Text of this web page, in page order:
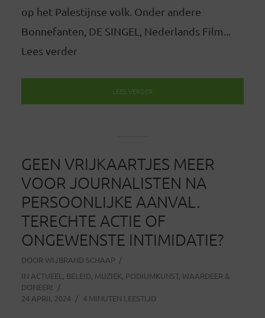
op het Palestijnse volk. Onder andere
Bonnefanten, DE SINGEL, Nederlands Film...
Lees verder
LEES VERDER
GEEN VRIJKAARTJES MEER
VOOR JOURNALISTEN NA
PERSOONLIJKE AANVAL.
TERECHTE ACTIE OF
ONGEWENSTE INTIMIDATIE?
DOOR WIJBRAND SCHAAP
IN ACTUEEL , BELEID, MUZIEK, PODIUMKUNST, WAARDEER &
DONEER!
24 APRIL 2024
4 MINUTEN LEESTIJD